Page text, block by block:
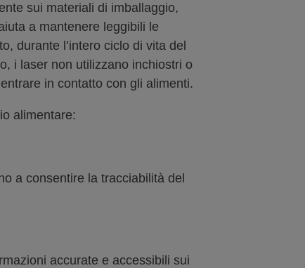
sui materiali di imballaggio,
a mantenere leggibili le
durante l’intero ciclo di vita del
i laser non utilizzano inchiostri o
in contatto con gli alimenti.
alimentare:
a consentire la tracciabilità del
accurate e accessibili sui